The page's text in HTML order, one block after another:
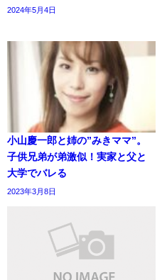
2024年5月4日
小山慶一郎と姉の”みきママ”。
子供兄弟が弟激似！実家と父と
大学でバレる
2023年3月8日